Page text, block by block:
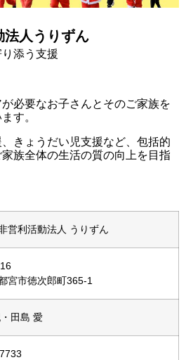
法人うりずん
添う支援
必要なお子さんとそのご家族を
す。
きょうだい児支援など、包括的
族全体の生活の質の向上を目指
営利活動法人 うりずん
宮市徳次郎町365-1
田島 愛